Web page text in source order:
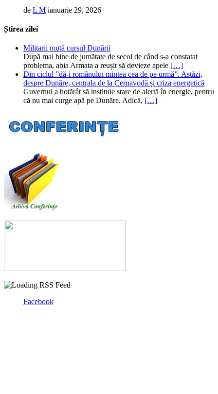
de L M ianuarie 29, 2026
Știrea zilei
Militarii mută cursul Dunării
După mai bine de jumătate de secol de când s-a constatat
problema, abia Armata a reușit să devieze apele […]
Din ciclul ”dă-i românului mintea cea de pe urmă”. Astăzi,
despre Dunăre, centrala de la Cernavodă și criza energetică
Guvernul a hotărât să instituie stare de alertă în energie, pentru
că nu mai curge apă pe Dunăre. Adică, […]
Facebook